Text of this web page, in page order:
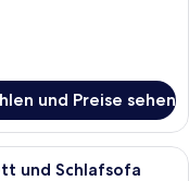
und Preise sehen
Doppelzimmer, 1
und Schlafsofa